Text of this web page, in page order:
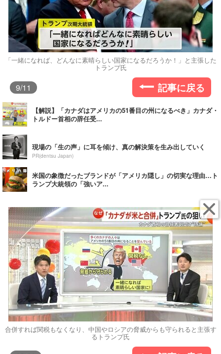
「一緒になれば、どんなに素晴らしい国家になるだろうか！」と主張した
トランプ氏
9/11 記事に戻る
【解説】「カナダはアメリカの51番目の州になるべき」カナダ・
トルドー首相の辞任受...
現場の「生の声」に耳を傾け、真の解決策を生み出していく
PR(dentsu Japan)
米国の象徴だったブランドが「アメリカ隠し」の切実な理由…ト
ランプ大統領の「強いア...
合併すれば関税もなくなり、中国やロシアの脅威からも守られると主張す
るトランプ氏